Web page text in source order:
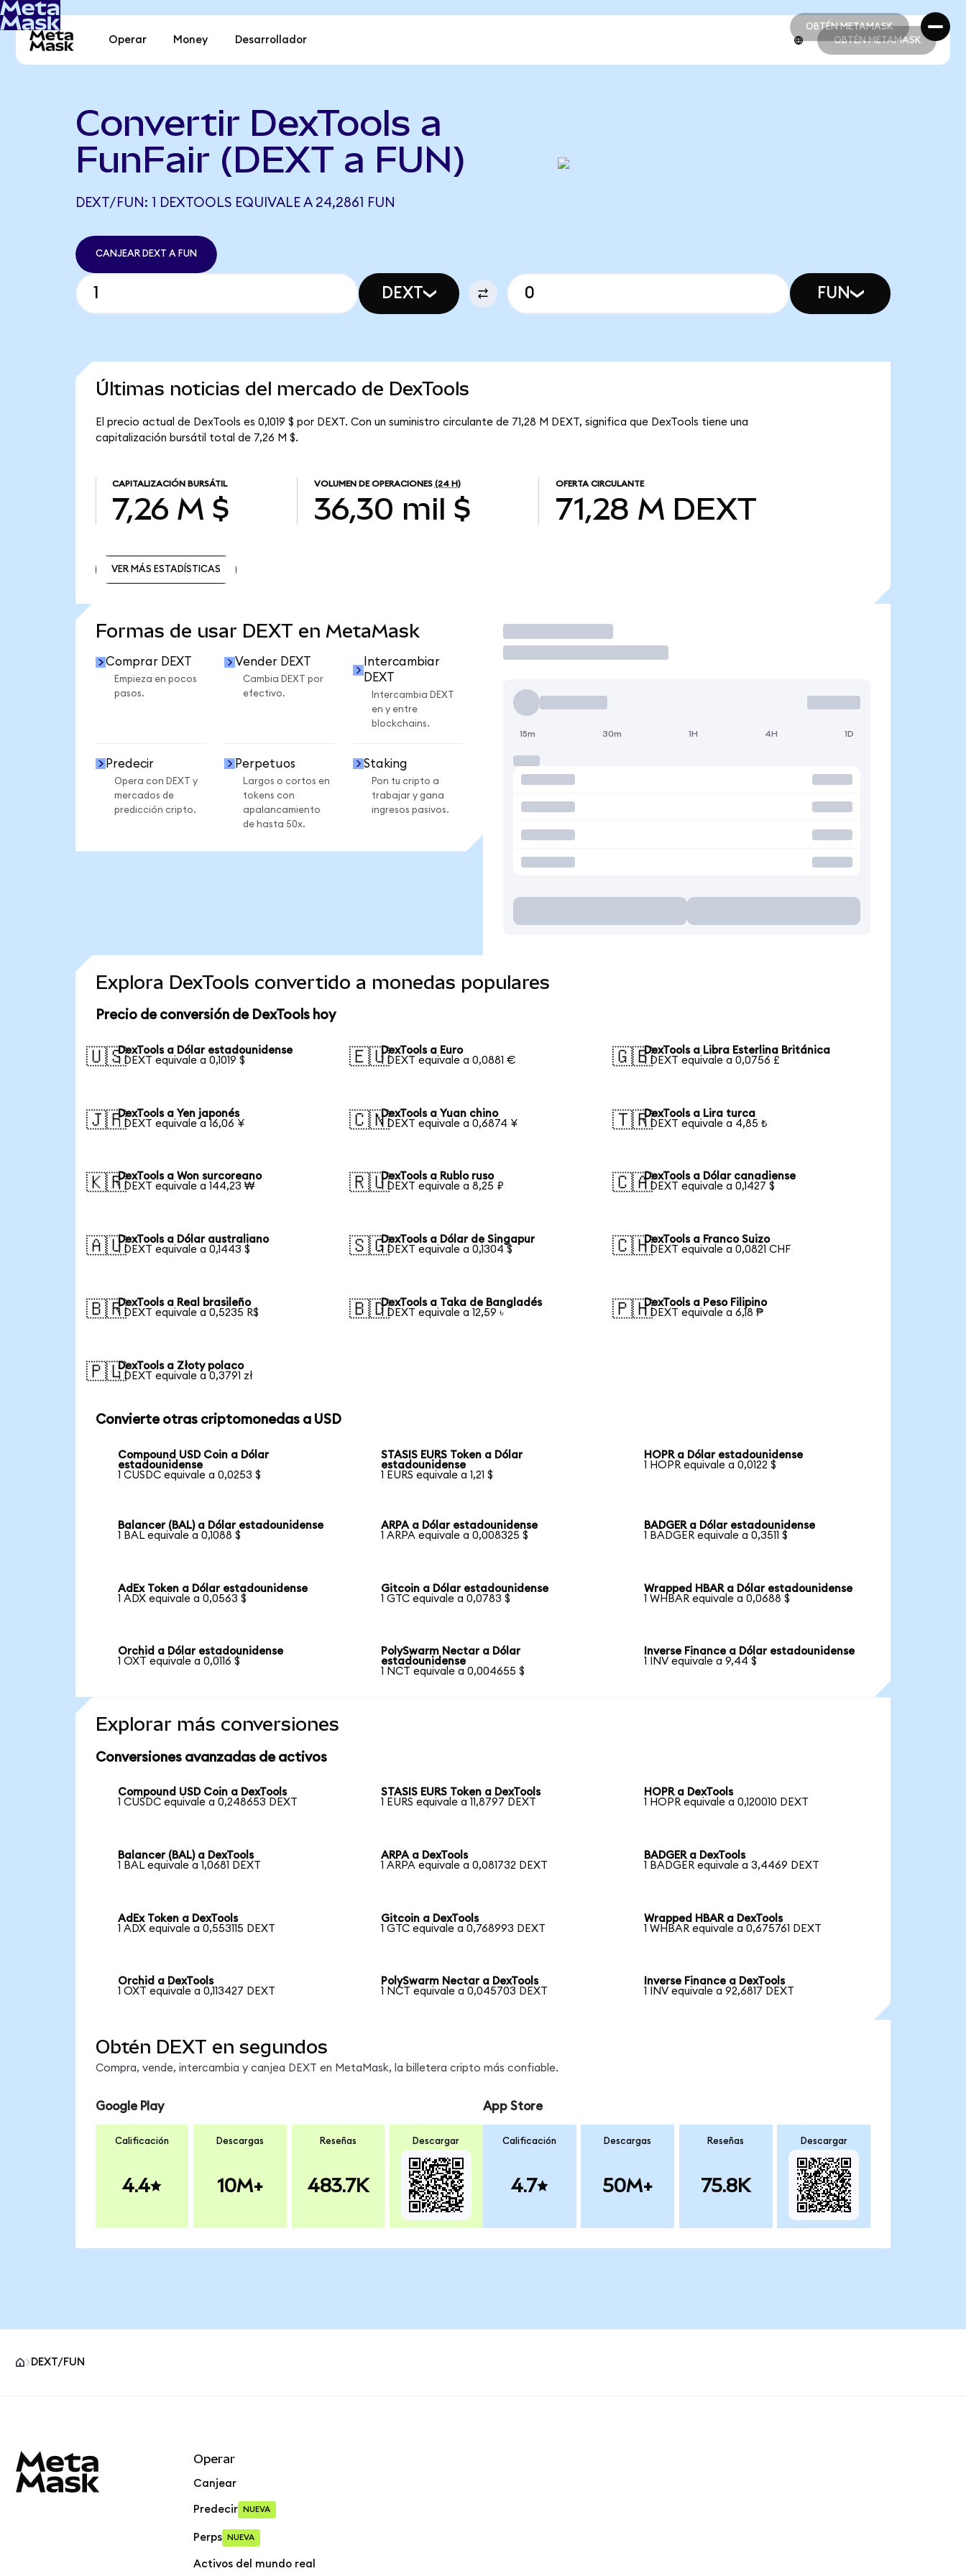
OBTÉN METAMASK
OBTÉN METAMASK
Operar Money Desarrollador OBTÉN METAMASK
Convertir DexTools a
FunFair (DEXT a FUN)
DEXT/FUN: 1 DEXTOOLS EQUIVALE A 24,2861 FUN
CANJEAR DEXT A FUN
DEXT FUN
Últimas noticias del mercado de DexTools
El precio actual de DexTools es 0,1019 $ por DEXT. Con un suministro circulante de 71,28 M DEXT, significa que DexTools tiene una
capitalización bursátil total de 7,26 M $.
CAPITALIZACIÓN BURSÁTIL
7,26 M $
VOLUMEN DE OPERACIONES (24 H)
36,30 mil $
OFERTA CIRCULANTE
71,28 M DEXT
VER MÁS ESTADÍSTICAS
Formas de usar DEXT en MetaMask
Comprar DEXT
Empieza en pocos
pasos.
Vender DEXT
Cambia DEXT por
efectivo.
Intercambiar
DEXT
Intercambia DEXT
en y entre
blockchains.
Predecir
Opera con DEXT y
mercados de
predicción cripto.
Perpetuos
Largos o cortos en
tokens con
apalancamiento
de hasta 50x.
Staking
Pon tu cripto a
trabajar y gana
ingresos pasivos.
Operar
15m 30m 1H 4H 1D
Explora DexTools convertido a monedas populares
Precio de conversión de DexTools hoy
🇺🇸DexTools a Dólar estadounidense
1 DEXT equivale a 0,1019 $
🇪🇺DexTools a Euro
1 DEXT equivale a 0,0881 €
🇬🇧DexTools a Libra Esterlina Británica
1 DEXT equivale a 0,0756 £
🇯🇵DexTools a Yen japonés
1 DEXT equivale a 16,06 ¥
🇨🇳DexTools a Yuan chino
1 DEXT equivale a 0,6874 ¥
🇹🇷DexTools a Lira turca
1 DEXT equivale a 4,85 ₺
🇰🇷DexTools a Won surcoreano
1 DEXT equivale a 144,23 ₩
🇷🇺DexTools a Rublo ruso
1 DEXT equivale a 8,25 ₽
🇨🇦DexTools a Dólar canadiense
1 DEXT equivale a 0,1427 $
🇦🇺DexTools a Dólar australiano
1 DEXT equivale a 0,1443 $
🇸🇬DexTools a Dólar de Singapur
1 DEXT equivale a 0,1304 $
🇨🇭DexTools a Franco Suizo
1 DEXT equivale a 0,0821 CHF
🇧🇷DexTools a Real brasileño
1 DEXT equivale a 0,5235 R$
🇧🇩DexTools a Taka de Bangladés
1 DEXT equivale a 12,59 ৳
🇵🇭DexTools a Peso Filipino
1 DEXT equivale a 6,18 ₱
🇵🇱DexTools a Złoty polaco
1 DEXT equivale a 0,3791 zł
Convierte otras criptomonedas a USD
Compound USD Coin a Dólar
estadounidense
1 CUSDC equivale a 0,0253 $
STASIS EURS Token a Dólar
estadounidense
1 EURS equivale a 1,21 $
HOPR a Dólar estadounidense
1 HOPR equivale a 0,0122 $
Balancer (BAL) a Dólar estadounidense
1 BAL equivale a 0,1088 $
ARPA a Dólar estadounidense
1 ARPA equivale a 0,008325 $
BADGER a Dólar estadounidense
1 BADGER equivale a 0,3511 $
AdEx Token a Dólar estadounidense
1 ADX equivale a 0,0563 $
Gitcoin a Dólar estadounidense
1 GTC equivale a 0,0783 $
Wrapped HBAR a Dólar estadounidense
1 WHBAR equivale a 0,0688 $
Orchid a Dólar estadounidense
1 OXT equivale a 0,0116 $
PolySwarm Nectar a Dólar
estadounidense
1 NCT equivale a 0,004655 $
Inverse Finance a Dólar estadounidense
1 INV equivale a 9,44 $
Explorar más conversiones
Conversiones avanzadas de activos
Compound USD Coin a DexTools
1 CUSDC equivale a 0,248653 DEXT
STASIS EURS Token a DexTools
1 EURS equivale a 11,8797 DEXT
HOPR a DexTools
1 HOPR equivale a 0,120010 DEXT
Balancer (BAL) a DexTools
1 BAL equivale a 1,0681 DEXT
ARPA a DexTools
1 ARPA equivale a 0,081732 DEXT
BADGER a DexTools
1 BADGER equivale a 3,4469 DEXT
AdEx Token a DexTools
1 ADX equivale a 0,553115 DEXT
Gitcoin a DexTools
1 GTC equivale a 0,768993 DEXT
Wrapped HBAR a DexTools
1 WHBAR equivale a 0,675761 DEXT
Orchid a DexTools
1 OXT equivale a 0,113427 DEXT
PolySwarm Nectar a DexTools
1 NCT equivale a 0,045703 DEXT
Inverse Finance a DexTools
1 INV equivale a 92,6817 DEXT
Obtén DEXT en segundos
Compra, vende, intercambia y canjea DEXT en MetaMask, la billetera cripto más confiable.
Google Play
Calificación
4.4
Descargas
10M+
Reseñas
483.7K
Descargar
App Store
Calificación
4.7
Descargas
50M+
Reseñas
75.8K
Descargar
DEXT/FUN
Operar
Canjear
Predecir NUEVA
Perps NUEVA
Activos del mundo real